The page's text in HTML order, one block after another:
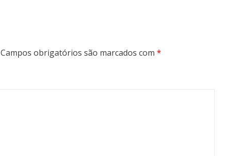
Campos obrigatórios são marcados com *